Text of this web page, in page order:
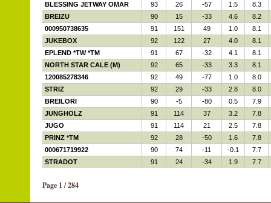
BLESSING JETWAY OMAR
93 26 -57 1.5
8.3
BREIZU
90 15 -33 4.6
8.2
000950738635
91 151 49 1.0
8.1
JUKEBOX
92 122 27 4.0
8.1
EPLEND *TW *TM
91 67 -32 4.1
8.1
NORTH STAR CALE (M)
92 65 -33 3.3
8.1
120085278346
92 49 -77 1.0
8.0
STRIZ
92 29 -33 2.8
8.0
BREILORI
90 -5 -80 0.5
7.9
JUNGHOLZ
91 114 37 3.2
7.8
JUGO
91 114 21 2.5
7.8
PRINZ *TM
92 28 -50 1.6
7.8
000671719922
90 74 -11 -0.1
7.7
STRADOT
91 24 -34 1.9 7.7
Page 1 / 284